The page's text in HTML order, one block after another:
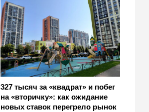
327 тысяч за «квадрат» и побег
на «вторичку»: как ожидание
новых ставок перегрело рынок